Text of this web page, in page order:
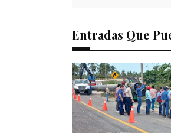
Entradas Que